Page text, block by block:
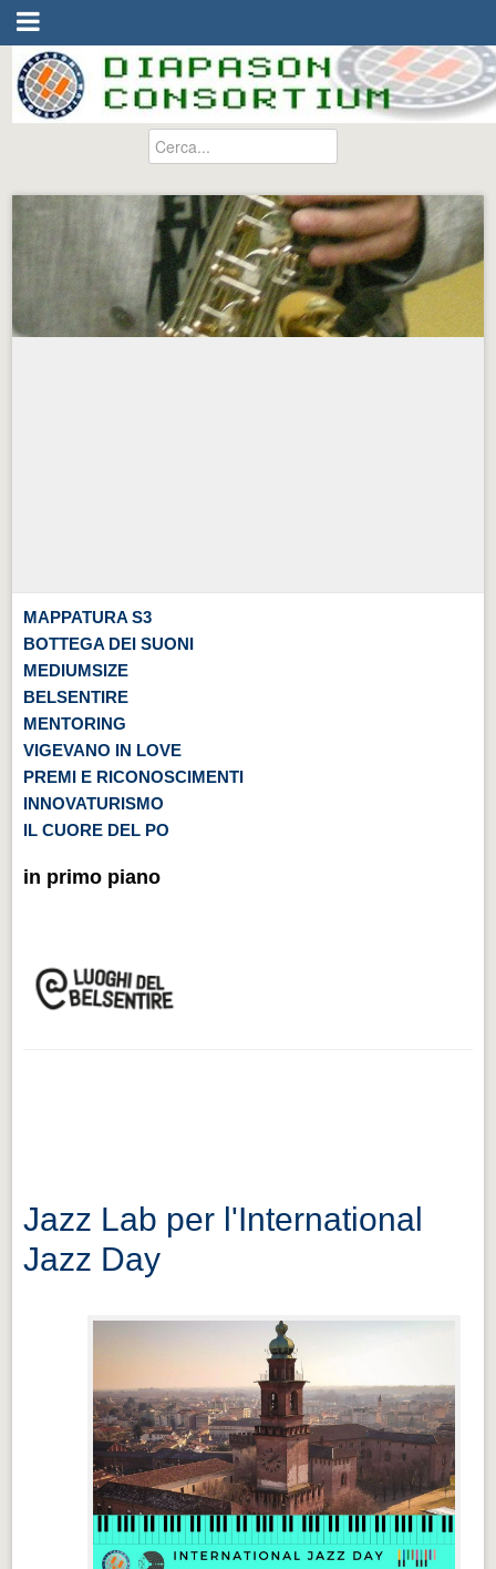
MAPPATURA S3
BOTTEGA DEI SUONI
MEDIUMSIZE
BELSENTIRE
MENTORING
VIGEVANO IN LOVE
PREMI E RICONOSCIMENTI
INNOVATURISMO
IL CUORE DEL PO
in primo piano
Jazz Lab per l'International
Jazz Day